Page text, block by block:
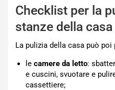
Checklist per la
stanze della casa
La pulizia della casa può poi
le camere da letto:
e cuscini, svuotare e
cassettiere;